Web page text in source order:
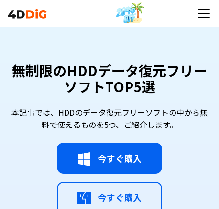
無制限のHDDデータ復元フリー
ソフトTOP5選
本記事では、HDDのデータ復元フリーソフトの中から無
料で使えるものを5つ、ご紹介します。
今すぐ購入
今すぐ購入